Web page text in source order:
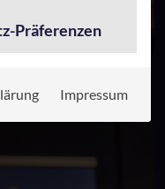
Präferenzen
Impressum